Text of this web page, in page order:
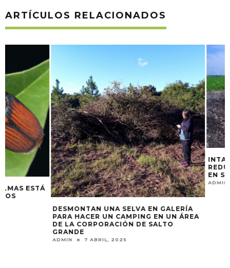
ARTÍCULOS RELACIONADOS
DESMONTAN UNA SELVA EN GALERÍA
PARA HACER UN CAMPING EN UN ÁREA
DE LA CORPORACIÓN DE SALTO
7 ABRIL, 2025
INTA PRESENTÓ
REDUCIR HASTA
EN SUELOS DE
ADMIN 30 JULIO,